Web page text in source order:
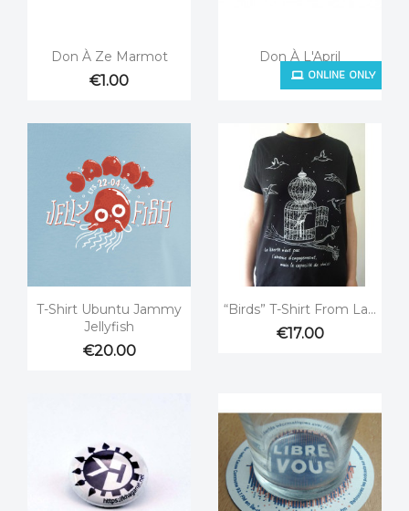
 Quick view
Don À Ze Marmot
€1.00
Quick view
Don À L'April
€1.00ONLINE ONLY
 Quick view
T-Shirt Ubuntu Jammy
Jellyfish
€20.00
 Quick view
“Birds” T-Shirt From La...
€17.00